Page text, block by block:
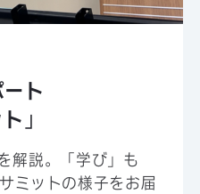
ト
」
解説。「学び」も
ミットの様子をお届